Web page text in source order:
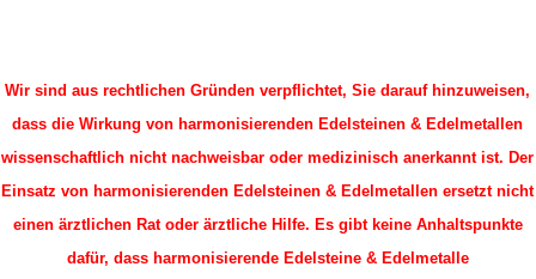
Wir sind aus rechtlichen Gründen verpflichtet, Sie darauf hinzuweisen,
dass die Wirkung von harmonisierenden Edelsteinen & Edelmetallen
wissenschaftlich nicht nachweisbar oder medizinisch anerkannt ist. Der
Einsatz von harmonisierenden Edelsteinen & Edelmetallen ersetzt nicht
einen ärztlichen Rat oder ärztliche Hilfe. Es gibt keine Anhaltspunkte
dafür, dass harmonisierende Edelsteine & Edelmetalle